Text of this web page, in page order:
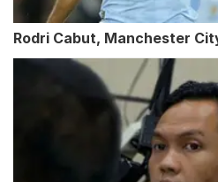
Rodri Cabut, Manchester